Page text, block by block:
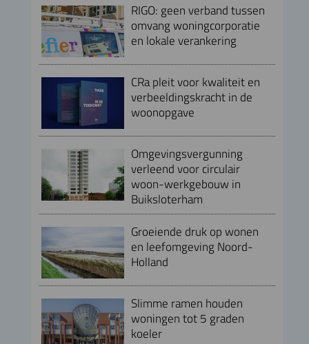
RIGO: geen verband tussen
omvang woningcorporatie
en lokale verankering
CRa pleit voor kwaliteit en
verbeeldingskracht in de
woonopgave
Omgevingsvergunning
verleend voor circulair
woon-werkgebouw in
Buiksloterham
Groeiende druk op wonen
en leefomgeving Noord-
Holland
Slimme ramen houden
woningen tot 5 graden
koeler